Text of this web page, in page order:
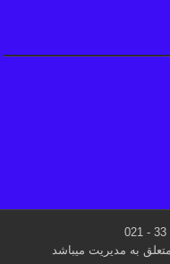
به مدیریت میباشد